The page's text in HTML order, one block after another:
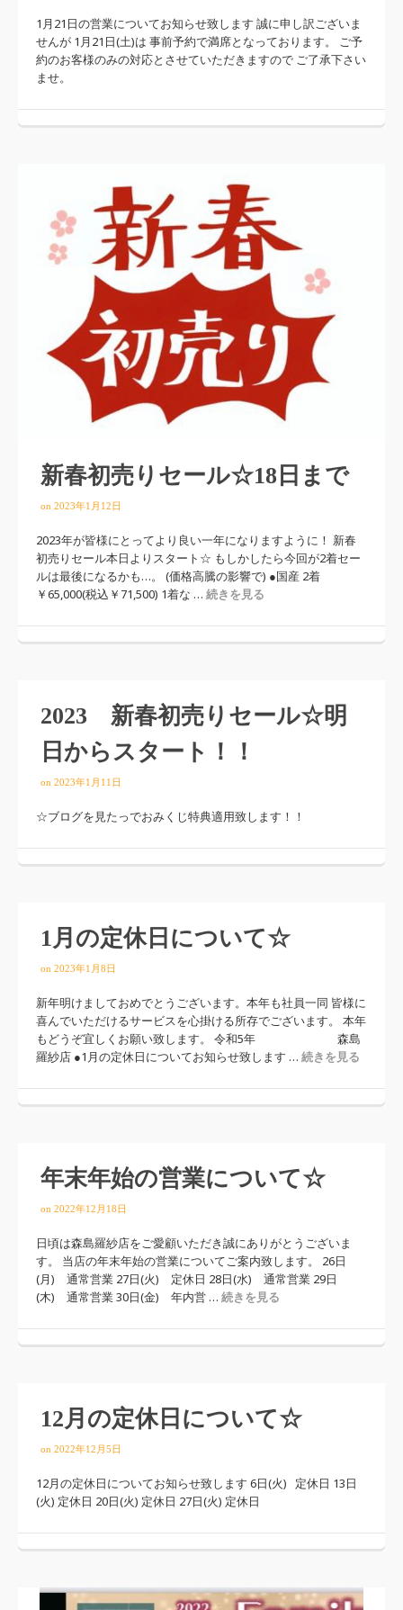
1月21日の営業についてお知らせ致します 誠に申し訳ございま
せんが 1月21日(土)は 事前予約で満席となっております。 ご予
約のお客様のみの対応とさせていただきますので ご了承下さい
ませ。
新春初売りセール☆18日まで
on 2023年1月12日
2023年が皆様にとってより良い一年になりますように！ 新春
初売りセール本日よりスタート☆ もしかしたら今回が2着セー
ルは最後になるかも…。 (価格高騰の影響で) ●国産 2着
￥65,000(税込￥71,500) 1着な … 続きを見る
2023 新春初売りセール☆明
日からスタート！！
on 2023年1月11日
☆ブログを見たっでおみくじ特典適用致します！！
1月の定休日について☆
on 2023年1月8日
新年明けましておめでとうございます。本年も社員一同 皆様に
喜んでいただけるサービスを心掛ける所存でございます。 本年
もどうぞ宜しくお願い致します。 令和5年 森島
羅紗店 ●1月の定休日についてお知らせ致します … 続きを見る
年末年始の営業について☆
on 2022年12月18日
日頃は森島羅紗店をご愛顧いただき誠にありがとうございま
す。 当店の年末年始の営業についてご案内致します。 26日
(月) 通常営業 27日(火) 定休日 28日(水) 通常営業 29日
(木) 通常営業 30日(金) 年内営 … 続きを見る
12月の定休日について☆
on 2022年12月5日
12月の定休日についてお知らせ致します 6日(火) 定休日 13日
(火) 定休日 20日(火) 定休日 27日(火) 定休日